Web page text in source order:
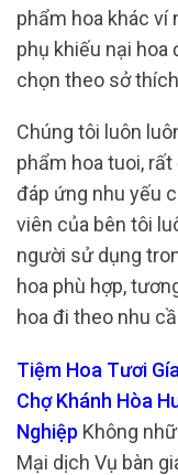
phẩm hoa khác ví
phụ khiếu nại
chọn theo sở
Chúng tôi luôn
phẩm hoa tuoi,
đáp ứng nhu yếu
viên của bên tôi
người sử dụng
hoa phù hợp,
hoa đi theo nhu
Tiệm Hoa Tươi
Chợ Khánh Hòa
Nghiệp Không
Mại dịch Vụ bàn